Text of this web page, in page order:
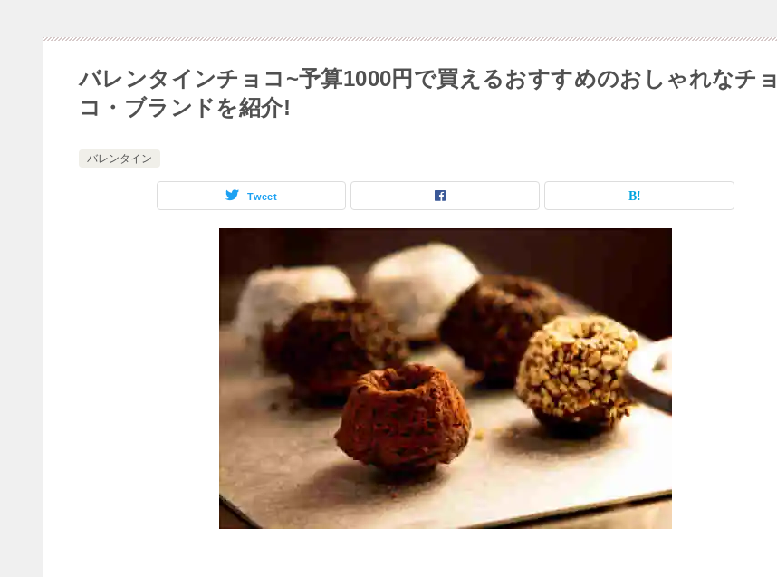
バレンタインチョコ~予算1000円で買えるおすすめのおしゃれなチョ
コ・ブランドを紹介!
バレンタイン
Tweet